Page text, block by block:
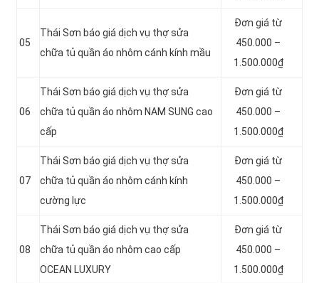
05
Thái Sơn báo giá dịch vụ thợ sửa
chữa tủ quần áo nhôm cánh kính mầu
Đơn giá từ
450.000 –
1.500.000₫
06
Thái Sơn báo giá dịch vụ thợ sửa
chữa tủ quần áo nhôm NAM SUNG cao
cấp
Đơn giá từ
450.000 –
1.500.000₫
07
Thái Sơn báo giá dịch vụ thợ sửa
chữa tủ quần áo nhôm cánh kính
cường lực
Đơn giá từ
450.000 –
1.500.000₫
08
Thái Sơn báo giá dịch vụ thợ sửa
chữa tủ quần áo nhôm cao cấp
OCEAN LUXURY
Đơn giá từ
450.000 –
1.500.000₫